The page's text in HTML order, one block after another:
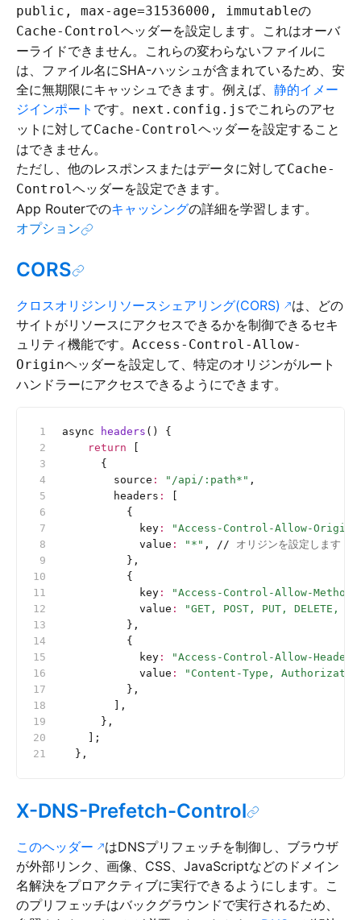
public, max-age=31536000, immutableの
Cache-Controlヘッダーを設定します。これはオーバ
ーライドできません。これらの変わらないファイルに
は、ファイル名にSHA-ハッシュが含まれているため、安
全に無期限にキャッシュできます。例えば、 静的イメー
ジインポート です。 next.config.jsでこれらのアセ
ットに対してCache-Controlヘッダーを設定すること
はできません。
ただし、他のレスポンスまたはデータに対してCache-
Controlヘッダーを設定できます。
App Routerでのキャッシングの詳細を学習します。
オプション
CORS
クロスオリジンリソースシェアリング(CORS)
は、どの
サイトがリソースにアクセスできるかを制御できるセキ
ュリティ機能です。 Access-Control-Allow-
Originヘッダーを設定して、特定のオリジンがルート
ハンドラーにアクセスできるようにできます。
async headers () {
    return
      {
        source
: "/api/:path*" ,
        headers
:
          {
            key
: "Access-Control-Allow-Origin"
            value
: "*" , // オリジンを設定します
          },
          {
            key
:
"Access-Control-Allow-
            value
:
"GET, POST, PUT, DELETE,
          },
          {
            key
:
"Access-Control-Allow-
            value
:
"Content-Type,
          },
        ],
      },
    ];
  },
X-DNS-Prefetch-Control
このヘッダー
はDNSプリフェッチを制御し、ブラウザ
が外部リンク、画像、CSS、JavaScriptなどのドメイン
名解決をプロアクティブに実行できるようにします。こ
のプリフェッチはバックグラウンドで実行されるため、